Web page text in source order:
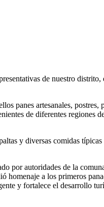
de nuestro distrito,
panes artesanales, postres,
de diferentes regiones
y diversas comidas típicas
por autoridades de la
homenaje a los primeros
y fortalece el desarrollo